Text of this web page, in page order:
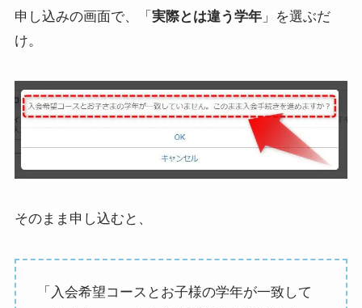
申し込みの画面で、「 実際とは違う学年」を選ぶだ
け。
そのまま申し込むと、
「入会希望コースとお子様の学年が一致して